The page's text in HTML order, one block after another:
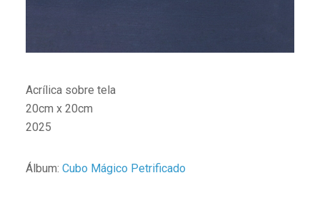
Acrílica sobre tela
20cm x 20cm
2025
Álbum: Cubo Mágico Petrificado